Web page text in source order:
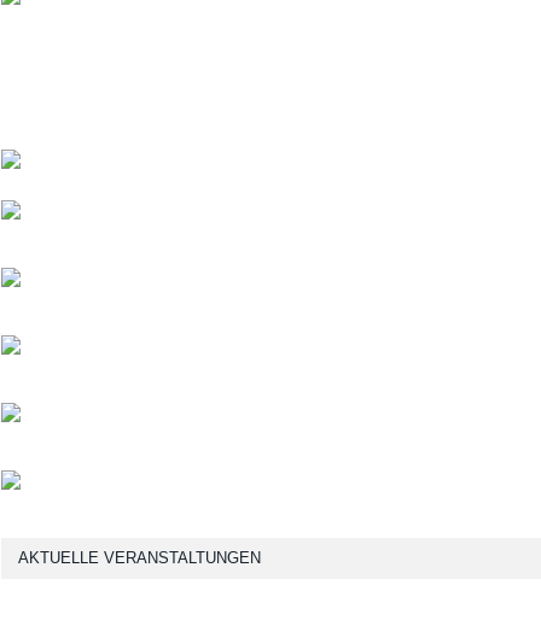
AKTUELLE VERANSTALTUNGEN